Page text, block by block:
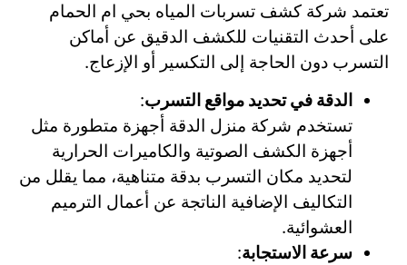
تعتمد شركة كشف تسربات المياه بحي ام الحمام
على أحدث التقنيات للكشف الدقيق عن أماكن
التسرب دون الحاجة إلى التكسير أو الإزعاج.
الدقة في تحديد مواقع التسرب:
تستخدم شركة منزل الدقة أجهزة متطورة مثل
أجهزة الكشف الصوتية والكاميرات الحرارية
لتحديد مكان التسرب بدقة متناهية، مما يقلل من
التكاليف الإضافية الناتجة عن أعمال الترميم
العشوائية.
سرعة الاستجابة: